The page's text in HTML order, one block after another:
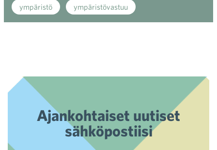
ympäristö ympäristövastuu
Ajankohtaiset uutiset
sähköpostiisi